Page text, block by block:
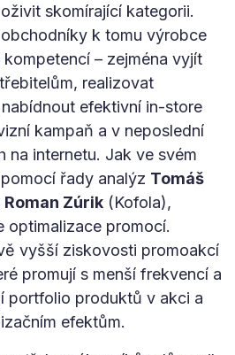
skomírající kategorii.
k tomu výrobce
– zejména vyjít
realizovat
efektivní in-store
kampaň a v neposlední
na internetu. Jak ve svém
řady analýz Tomáš
Roman Zúrik (Kofola),
optimalizace promocí.
vyšší ziskovosti promoakcí
promují s menší frekvencí a
portfolio produktů v akci a
efektům.